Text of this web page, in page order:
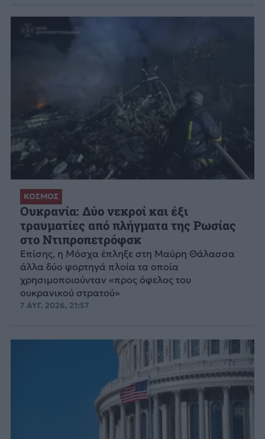
ΚΟΣΜΟΣ
Ουκρανία: Δύο νεκροί και έξι
τραυματίες από πλήγματα της Ρωσίας
στο Ντιπροπετρόφσκ
Επίσης, η Μόσχα έπληξε στη Μαύρη Θάλασσα
άλλα δύο φορτηγά πλοία τα οποία
χρησιμοποιούνταν «προς όφελος του
ουκρανικού στρατού»
7 ΑΥΓ. 2026, 21:57